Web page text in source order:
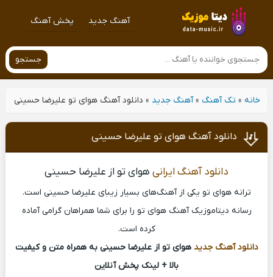
آهنگ جدید پخش آهنگ
جستجو
خانه» تک آهنگ »آهنگ جدید » دانلود آهنگ هوای تو علیرضا حسینی
دانلود آهنگ هوای تو علیرضا حسینی
دانلود آهنگ ایرانی هوای تو از علیرضا حسینی
ترانه هوای تو یکی از آهنگ‌های بسیار زیبای علیرضا حسینی است.
رسانه دیتاموزیک آهنگ هوای تو را برای شما همراهان گرامی آماده
کرده است.
دانلود آهنگ جدید هوای تو از علیرضا حسینی به همراه متن و کیفیت
بالا + لینک پخش آنلاین